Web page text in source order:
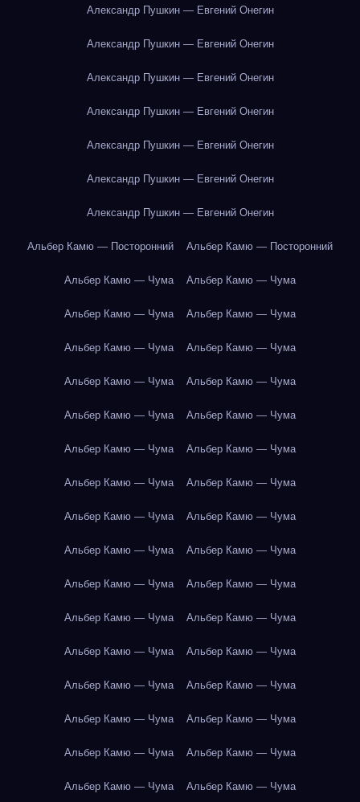
Александр Пушкин — Евгений Онегин
Александр Пушкин — Евгений Онегин
Александр Пушкин — Евгений Онегин
Александр Пушкин — Евгений Онегин
Александр Пушкин — Евгений Онегин
Александр Пушкин — Евгений Онегин
Александр Пушкин — Евгений Онегин
Альбер Камю — Посторонний Альбер Камю — Посторонний
Альбер Камю — Чума Альбер Камю — Чума
Альбер Камю — Чума Альбер Камю — Чума
Альбер Камю — Чума Альбер Камю — Чума
Альбер Камю — Чума Альбер Камю — Чума
Альбер Камю — Чума Альбер Камю — Чума
Альбер Камю — Чума Альбер Камю — Чума
Альбер Камю — Чума Альбер Камю — Чума
Альбер Камю — Чума Альбер Камю — Чума
Альбер Камю — Чума Альбер Камю — Чума
Альбер Камю — Чума Альбер Камю — Чума
Альбер Камю — Чума Альбер Камю — Чума
Альбер Камю — Чума Альбер Камю — Чума
Альбер Камю — Чума Альбер Камю — Чума
Альбер Камю — Чума Альбер Камю — Чума
Альбер Камю — Чума Альбер Камю — Чума
Альбер Камю — Чума Альбер Камю — Чума